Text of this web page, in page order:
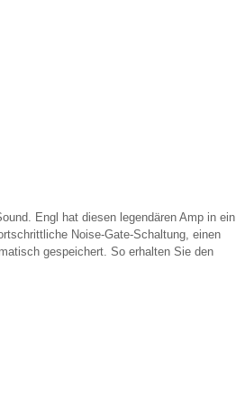
Engl hat diesen legendären Amp in ein
Noise-Gate-Schaltung, einen
gespeichert. So erhalten Sie den